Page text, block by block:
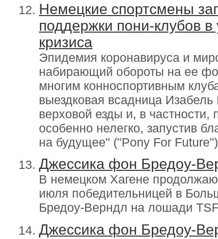
Немецкие спортсмены
поддержки пони-клубов
кризиса
Эпидемия коронавируса и
набирающий обороты на ее
многим конноспортивным
выездковая всадница
верховой езды и, в
особенно нелегко, запустив
на будущее" ("Pony For
Джессика фон Бредоу-
В немецком Хагене
июля победительницей в
Бредоу-Верндл на лошади
Джессика фон Бредоу-